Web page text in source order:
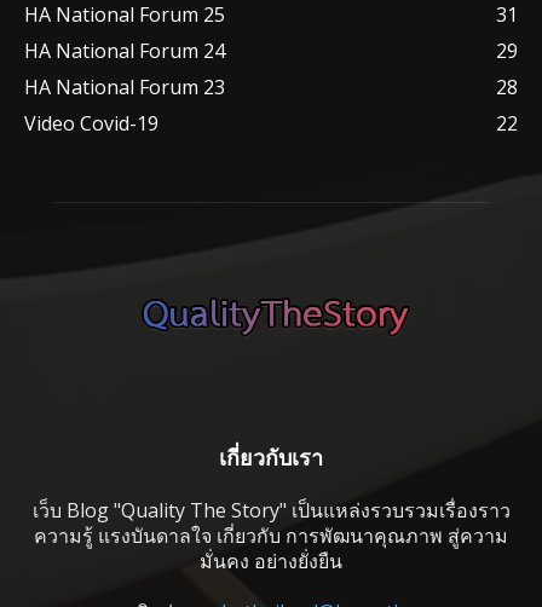
HA National Forum 25
31
HA National Forum 24
29
HA National Forum 23
28
Video Covid-19
22
เกี่ยวกับเรา
เว็บ Blog "Quality The Story" เป็นแหล่งรวบรวมเรื่องราว
ความรู้ แรงบันดาลใจ เกี่ยวกับ การพัฒนาคุณภาพ สู่ความ
มั่นคง อย่างยั่งยืน